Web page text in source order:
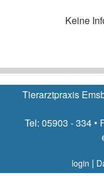
Keine
Tierarztpraxis
Tel: 05903 - 334 •
login |